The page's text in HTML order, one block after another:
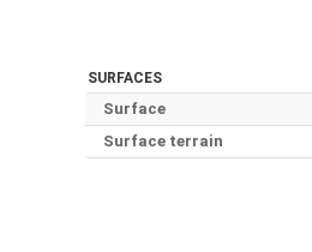
SURFACES
Surface
Surface terrain